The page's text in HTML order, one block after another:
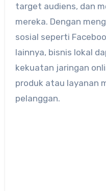
target audiens, dan
mereka. Dengan
sosial seperti
lainnya, bisnis lokal
kekuatan jaringan
produk atau layanan
pelanggan.